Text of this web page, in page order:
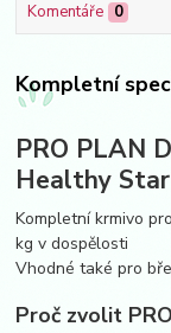
Komentáře 0
Kompletní
PRO PLAN
Healthy
Kompletní krmivo
kg v dospělosti
Vhodné také pro
Proč zvolit